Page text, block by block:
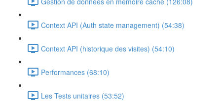
Context API (Auth state management) (54:38)
Context API (historique des visites) (54:10)
Performances (68:10)
Les Tests unitaires (53:52)